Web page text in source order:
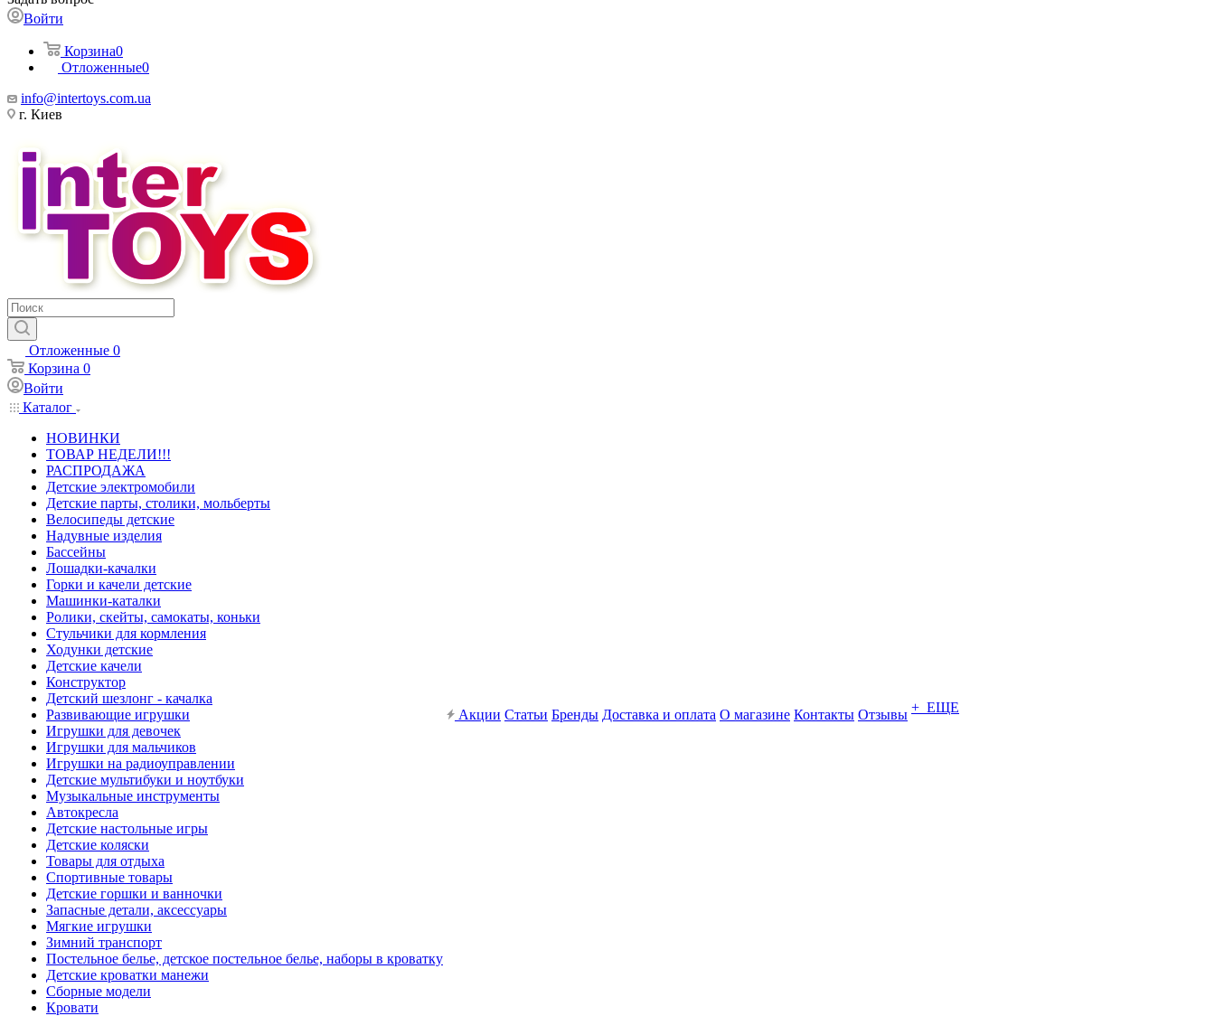
Войти
Корзина0
Отложенные0
info@intertoys.com.ua
г. Киев
Отложенные 0
Корзина 0
Войти
Каталог
НОВИНКИ
ТОВАР НЕДЕЛИ!!!
РАСПРОДАЖА
Детские электромобили
Детские парты, столики, мольберты
Велосипеды детские
Надувные изделия
Бассейны
Лошадки-качалки
Горки и качели детские
Машинки-каталки
Ролики, скейты, самокаты, коньки
Стульчики для кормления
Ходунки детские
Детские качели
Конструктор
Детский шезлонг - качалка
Развивающие игрушки
Игрушки для девочек
Игрушки для мальчиков
Игрушки на радиоуправлении
Детские мультибуки и ноутбуки
Музыкальные инструменты
Автокресла
Детские настольные игры
Детские коляски
Товары для отдыха
Спортивные товары
Детские горшки и ванночки
Запасные детали, аксессуары
Мягкие игрушки
Зимний транспорт
Постельное белье, детское постельное белье, наборы в кроватку
Детские кроватки манежи
Сборные модели
Кровати
Акции Статьи Бренды Доставка и оплата О магазине Контакты Отзывы + ЕЩЕ